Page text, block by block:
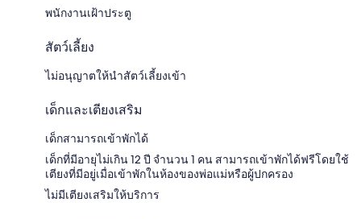
พนักงานเฝ้าประตู
สัตว์เลี้ยง
ไม่อนุญาตให้นำสัตว์เลี้ยงเข้า
เด็กและเตียงเสริม
เด็กสามารถเข้าพักได้
เด็กที่มีอายุไม่เกิน 12 ปี จำนวน 1 คน สามารถเข้าพักได้ฟรีโดยใช้
เตียงที่มีอยู่เมื่อเข้าพักในห้องของพ่อแม่หรือผู้ปกครอง
ไม่มีเตียงเสริมให้บริการ